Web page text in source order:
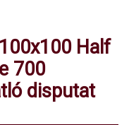
Half
700
disputat